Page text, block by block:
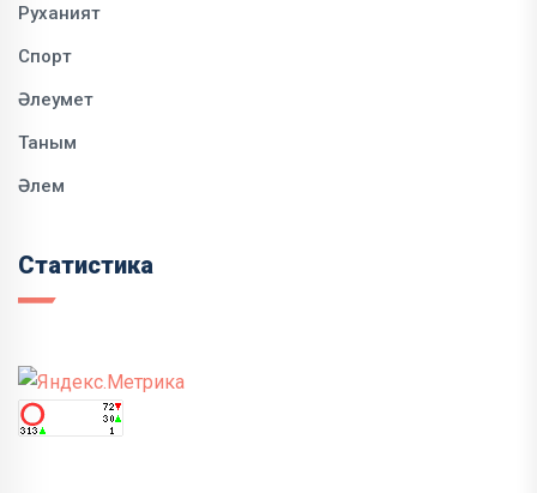
Руханият
Спорт
Әлеумет
Таным
Әлем
Статистика